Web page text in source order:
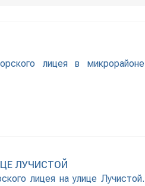
лицея в микрорайоне
ЛУЧИСТОЙ
лицея на улице Лучистой.